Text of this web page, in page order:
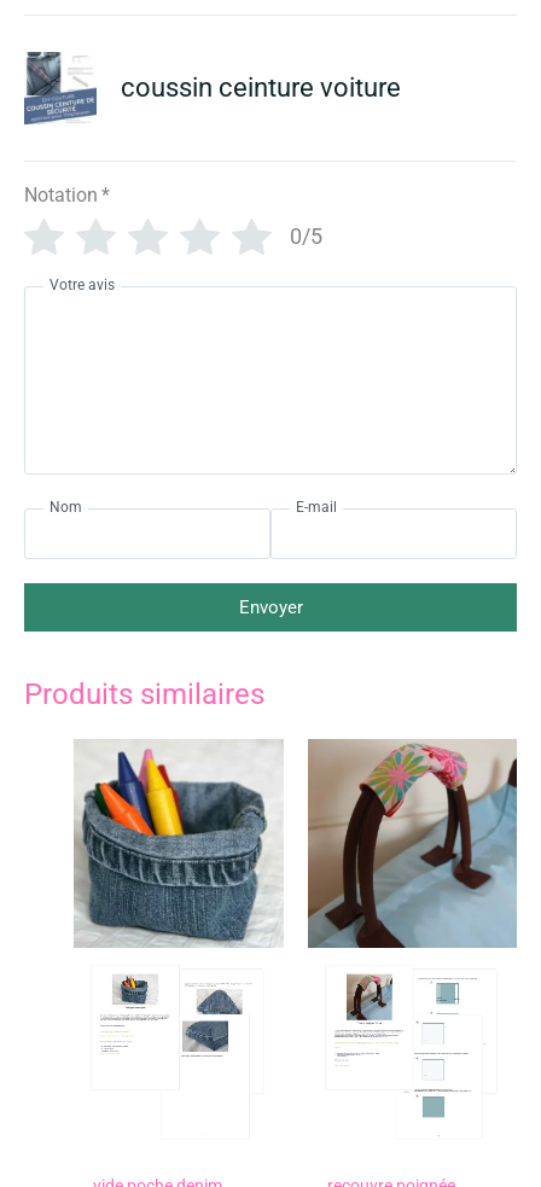
coussin ceinture voiture
Notation *
0/5
Votre avis
Nom E-mail
Envoyer
Produits similaires